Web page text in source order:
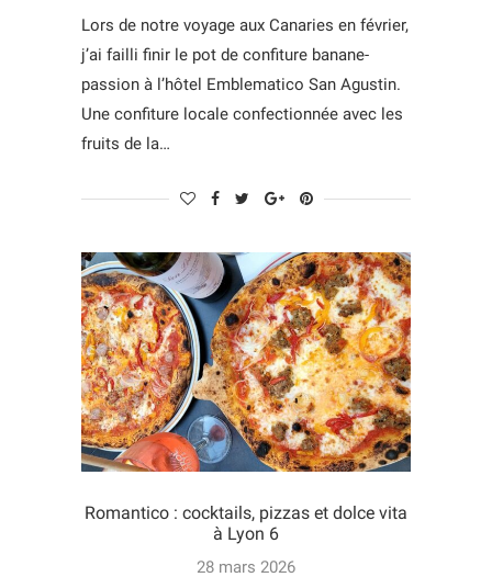
Lors de notre voyage aux Canaries en février,
j’ai failli finir le pot de confiture banane-
passion à l’hôtel Emblematico San Agustin.
Une confiture locale confectionnée avec les
fruits de la…
Romantico : cocktails, pizzas et dolce vita
à Lyon 6
28 mars 2026